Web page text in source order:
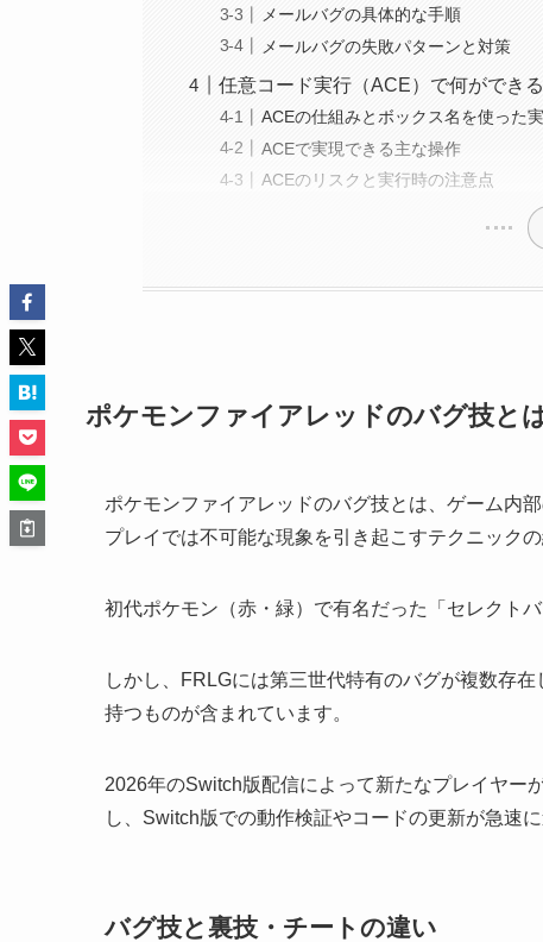
メールバグの具体的な手順
メールバグの失敗パターンと対策
任意コード実行（ACE）で何ができ
ACEの仕組みとボックス名を使った
ACEで実現できる主な操作
ACEのリスクと実行時の注意点
ポケモンファイアレッドのバグ技と
ポケモンファイアレッドのバグ技とは、ゲーム内
プレイでは不可能な現象を引き起こすテクニックの
初代ポケモン（赤・緑）で有名だった「セレクト
しかし、FRLGには第三世代特有のバグが複数存
持つものが含まれています。
2026年のSwitch版配信によって新たなプレイヤー
し、Switch版での動作検証やコードの更新が急速
バグ技と裏技・チートの違い